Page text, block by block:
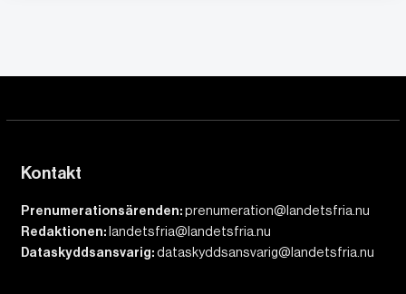
Kontakt
Prenumerationsärenden:prenumeration@landetsfria.nu
Redaktionen: landetsfria@landetsfria.nu
Dataskyddsansvarig:dataskyddsansvarig@landetsfria.nu